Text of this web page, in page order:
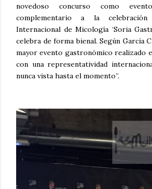
novedoso concurso como
complementario a la
Internacional de Micología ‘Soria
celebra de forma bienal. Según García
mayor evento gastronómico realizado
con una representatividad
nunca vista hasta el momento”.